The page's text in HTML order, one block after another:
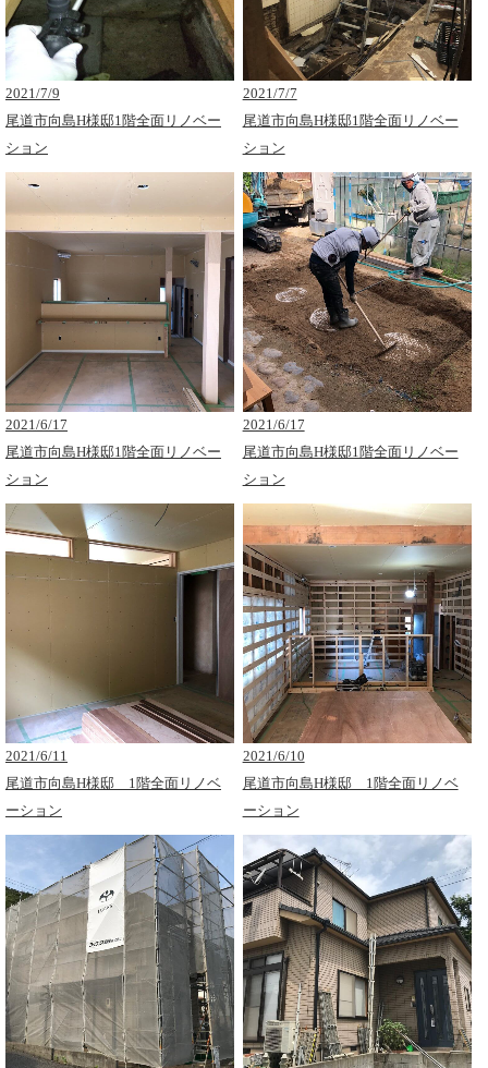
2021/7/9
尾道市向島H様邸1階全面リノベー
ション
2021/7/7
尾道市向島H様邸1階全面リノベー
ション
2021/6/17
尾道市向島H様邸1階全面リノベー
ション
2021/6/17
尾道市向島H様邸1階全面リノベー
ション
2021/6/11
尾道市向島H様邸 1階全面リノベ
ーション
2021/6/10
尾道市向島H様邸 1階全面リノベ
ーション